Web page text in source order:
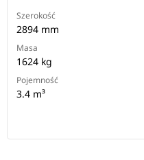
Szerokość
2894 mm
Masa
1624 kg
Pojemność
3.4 m³